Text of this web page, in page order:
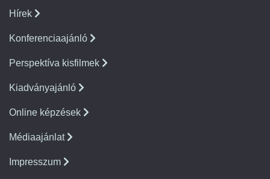
Hírek
Konferenciaajánló
Perspektíva kisfilmek
Kiadványajánló
Online képzések
Médiaajánlat
Impresszum